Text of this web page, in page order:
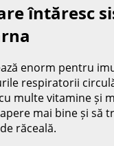
întăresc
enorm pentru
respiratorii
multe vitamine și
mai bine și să
răceală.